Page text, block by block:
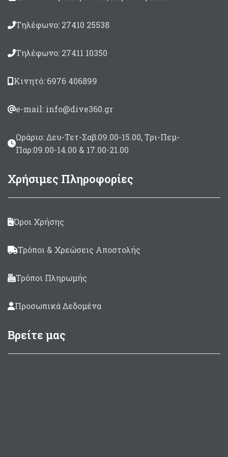
Τηλέφωνο: 27410 25538
Τηλέφωνο: 27411 10350
Κινητό: 6976 406899
e-mail: info@dive360.gr
Ωράριο: Δευ-Τετ-Σαβ:09.00-15.00, Τρι-Πεμ-
Παρ:09.00-14.00 & 17.00-21.00
Χρήσιμες Πληροφορίες
Όροι Χρήσης
Τρόποι & Χρεώσεις Αποστολής
Τρόποι Πληρωμής
Προσωπικά Δεδομένα
Βρείτε μας